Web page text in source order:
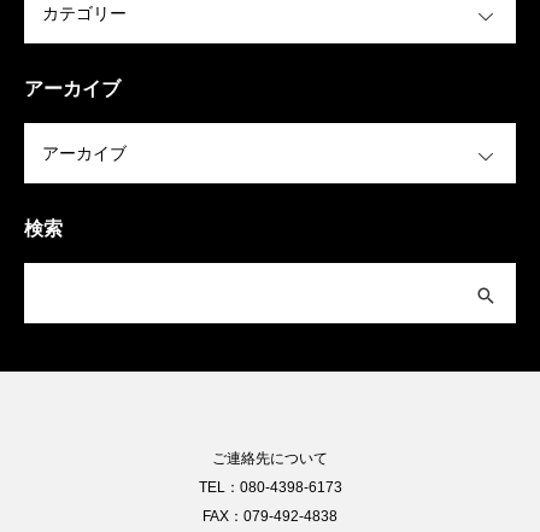
アーカイブ
検索
ご連絡先について
TEL：080-4398-6173
FAX：079-492-4838